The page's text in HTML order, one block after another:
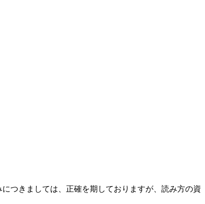
つきましては、正確を期しておりますが、読み方の資